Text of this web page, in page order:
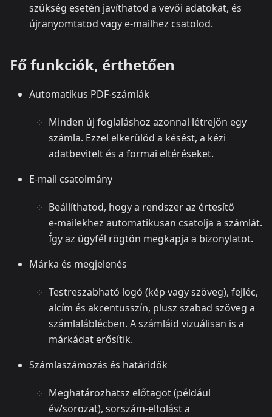
szükség esetén javíthatod a vevői adatokat, és
újranyomtatod vagy e‑mailhez csatolod.
Fő funkciók, érthetően
Automatikus PDF‑számlák
Minden új foglaláshoz azonnal létrejön egy
számla. Ezzel elkerülöd a késést, a kézi
adatbevitelt és a formai eltéréseket.
E‑mail csatolmány
Beállíthatod, hogy a rendszer az értesítő
e‑mailekhez automatikusan csatolja a számlát.
Így az ügyfél rögtön megkapja a bizonylatot.
Márka és megjelenés
Testreszabható logó (kép vagy szöveg), fejléc,
alcím és akcentusszín, plusz szabad szöveg a
számlaláblécben. A számláid vizuálisan is a
márkádat erősítik.
Számlaszámozás és határidők
Meghatározhatsz előtagot (például
év/sorozat), sorszám‑eltolást a